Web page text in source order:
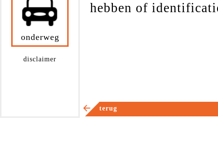
onderweg
disclaimer
hebben of
terug